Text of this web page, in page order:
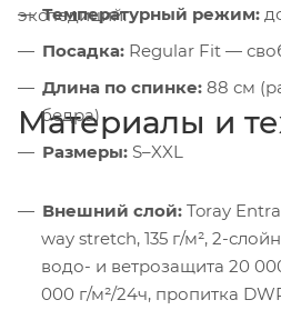
экспедиций.
Температурный режим:
Посадка: Regular Fit —
Длина по спинке: 88 см
бедра)
Размеры: S–XXL
Материалы и
Внешний слой: Toray
way stretch, 135 г/м², 2-
водо- и ветрозащита 20
000 г/м²/24ч, пропитка